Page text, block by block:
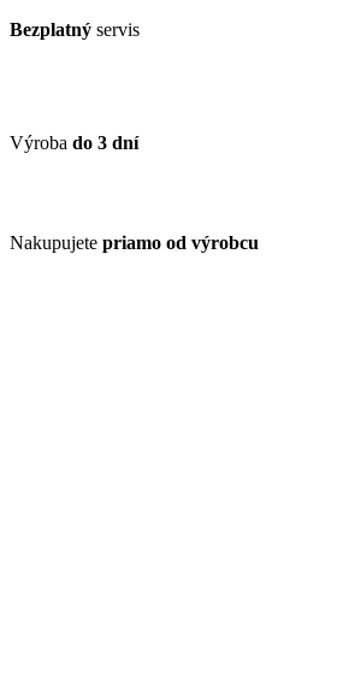
Bezplatný servis
Výroba do 3 dní
Nakupujete priamo od výrobcu